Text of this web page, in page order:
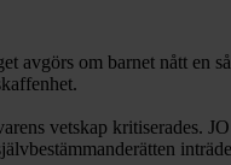
avgörs om barnet nått en
vetskap kritiserades.